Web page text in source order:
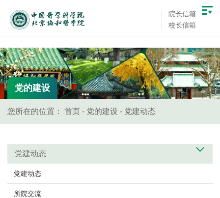
院长信箱
校长信箱
党的建设
您所在的位置： 首页 - 党的建设 - 党建动态
党建动态
党建动态
所院交流